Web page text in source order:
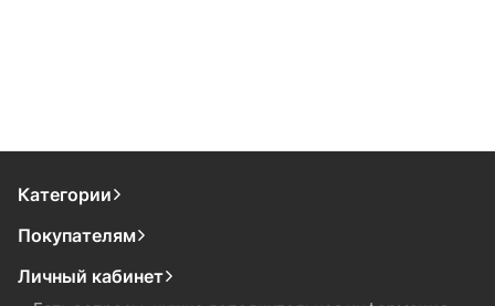
Категории
Покупателям
Личный кабинет